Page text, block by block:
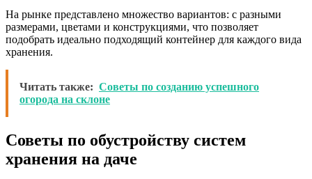
На рынке представлено множество вариантов: с разными
размерами, цветами и конструкциями, что позволяет
подобрать идеально подходящий контейнер для каждого вида
хранения.
Читать также: Советы по созданию успешного
огорода на склоне
Советы по обустройству систем
хранения на даче